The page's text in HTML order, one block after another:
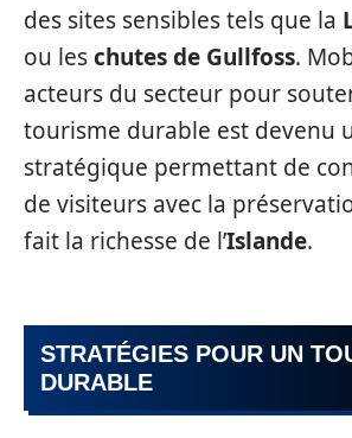
des sites sensibles tels que la
ou leschutes de Gullfoss.
acteurs du secteur pour
tourisme durable est devenu
stratégique permettant de
de visiteurs avec la
fait la richesse de l’Islande.
STRATÉGIES POUR UN
DURABLE